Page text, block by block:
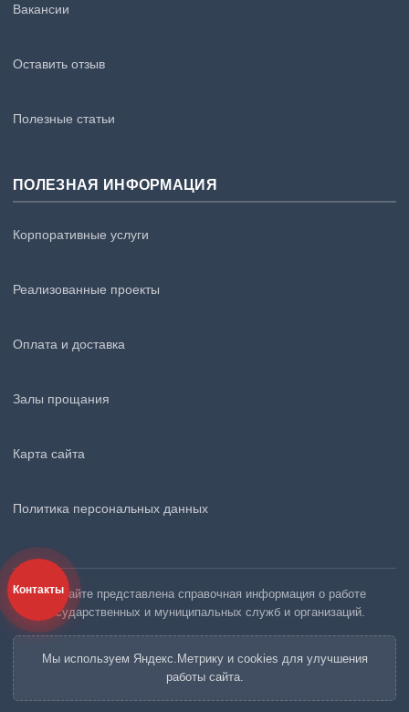
Вакансии
Оставить отзыв
Полезные статьи
ПОЛЕЗНАЯ ИНФОРМАЦИЯ
Корпоративные услуги
Реализованные проекты
Оплата и доставка
Залы прощания
Карта сайта
Политика персональных данных
На сайте представлена справочная информация о работе
государственных и муниципальных служб и организаций.
Мы используем Яндекс.Метрику и cookies для улучшения
работы сайта.
Контакты